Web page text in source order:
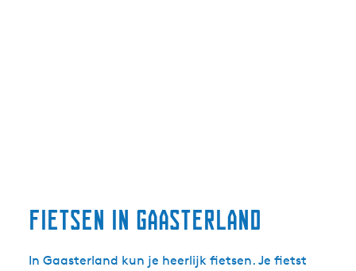
Fietsen in Gaasterland
In Gaasterland kun je heerlijk fietsen. Je fietst